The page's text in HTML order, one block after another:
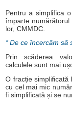
Pentru a simplifica
împarte
lor, CMMDC.
* De ce încercăm să
Prin scăderea
calculele sunt mai
O fracție simplificată
cu cel mai mic
fi simplificată și se